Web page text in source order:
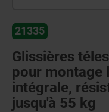
21335
Glissières
pour montage
intégrale,
jusqu'à 55 kg